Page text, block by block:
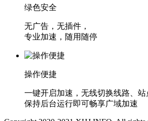
绿色安全
无广告，无插件，
专业加速，随用随停
操作便捷
一键开启加速，无线切换线路、站
保持后台运行即可畅享广域加速